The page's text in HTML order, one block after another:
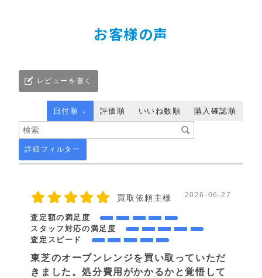
お客様の声
レビューを書く
詳細フィルター
日付順 ↓ 評価順 いいね数順 購入確認順
買取依頼主様 2026-06-27
査定額の満足度
スタッフ対応の満足度
査定スピード
東芝のオーブンレンジを買い取っていただ
きました。処分費用がかかるかと覚悟して